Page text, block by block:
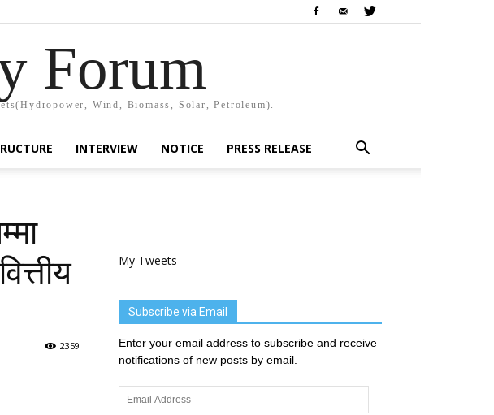
Forum
Wind, Biomass, Solar, Petroleum).
INTERVIEW NOTICE PRESS RELEASE
2359
My Tweets
Subscribe via Email
Enter your email address to subscribe and receive
notifications of new posts by email.
Email
Address